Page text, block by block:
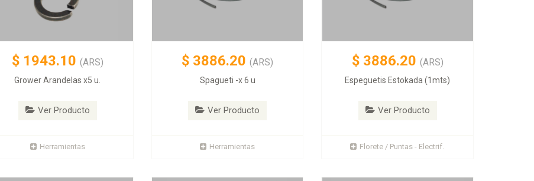
$ 1943.10 (ARS)
Grower Arandelas x5 u.
Ver Producto
Herramientas
$ 3886.20 (ARS)
Spagueti -x 6 u
Ver Producto
Herramientas
$ 3886.20 (ARS)
Espeguetis Estokada (1mts)
Ver Producto
Florete / Puntas - Electrif.